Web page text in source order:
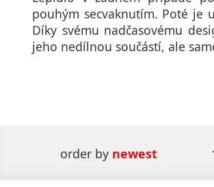
pouhým secvaknutím. Poté je
Díky svému nadčasovému
jeho nedílnou součástí, ale
order by newest